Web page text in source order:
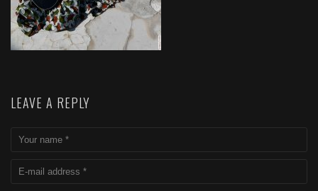
LEAVE A REPLY